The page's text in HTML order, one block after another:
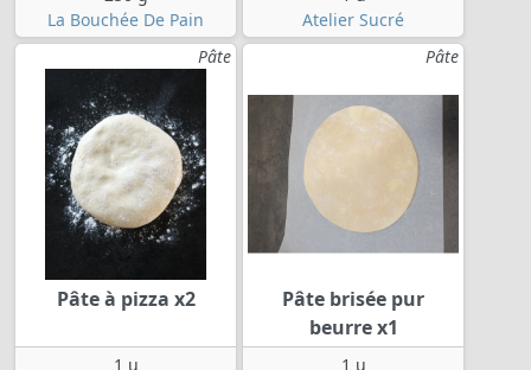
La Bouchée De Pain
Atelier Sucré
Pâte
Pâte à pizza x2
1 u
Pâte
Pâte brisée pur
beurre x1
1 u